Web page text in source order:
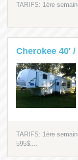
TARIFS: 1ère
Cherokee 40'
TARIFS: 1ère
595$....